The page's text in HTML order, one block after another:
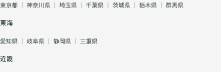
東京都 ｜ 神奈川県 ｜ 埼玉県 ｜ 千葉県 ｜ 茨城県 ｜ 栃木県 ｜ 群馬県
東海
愛知県 ｜ 岐阜県 ｜ 静岡県 ｜ 三重県
近畿